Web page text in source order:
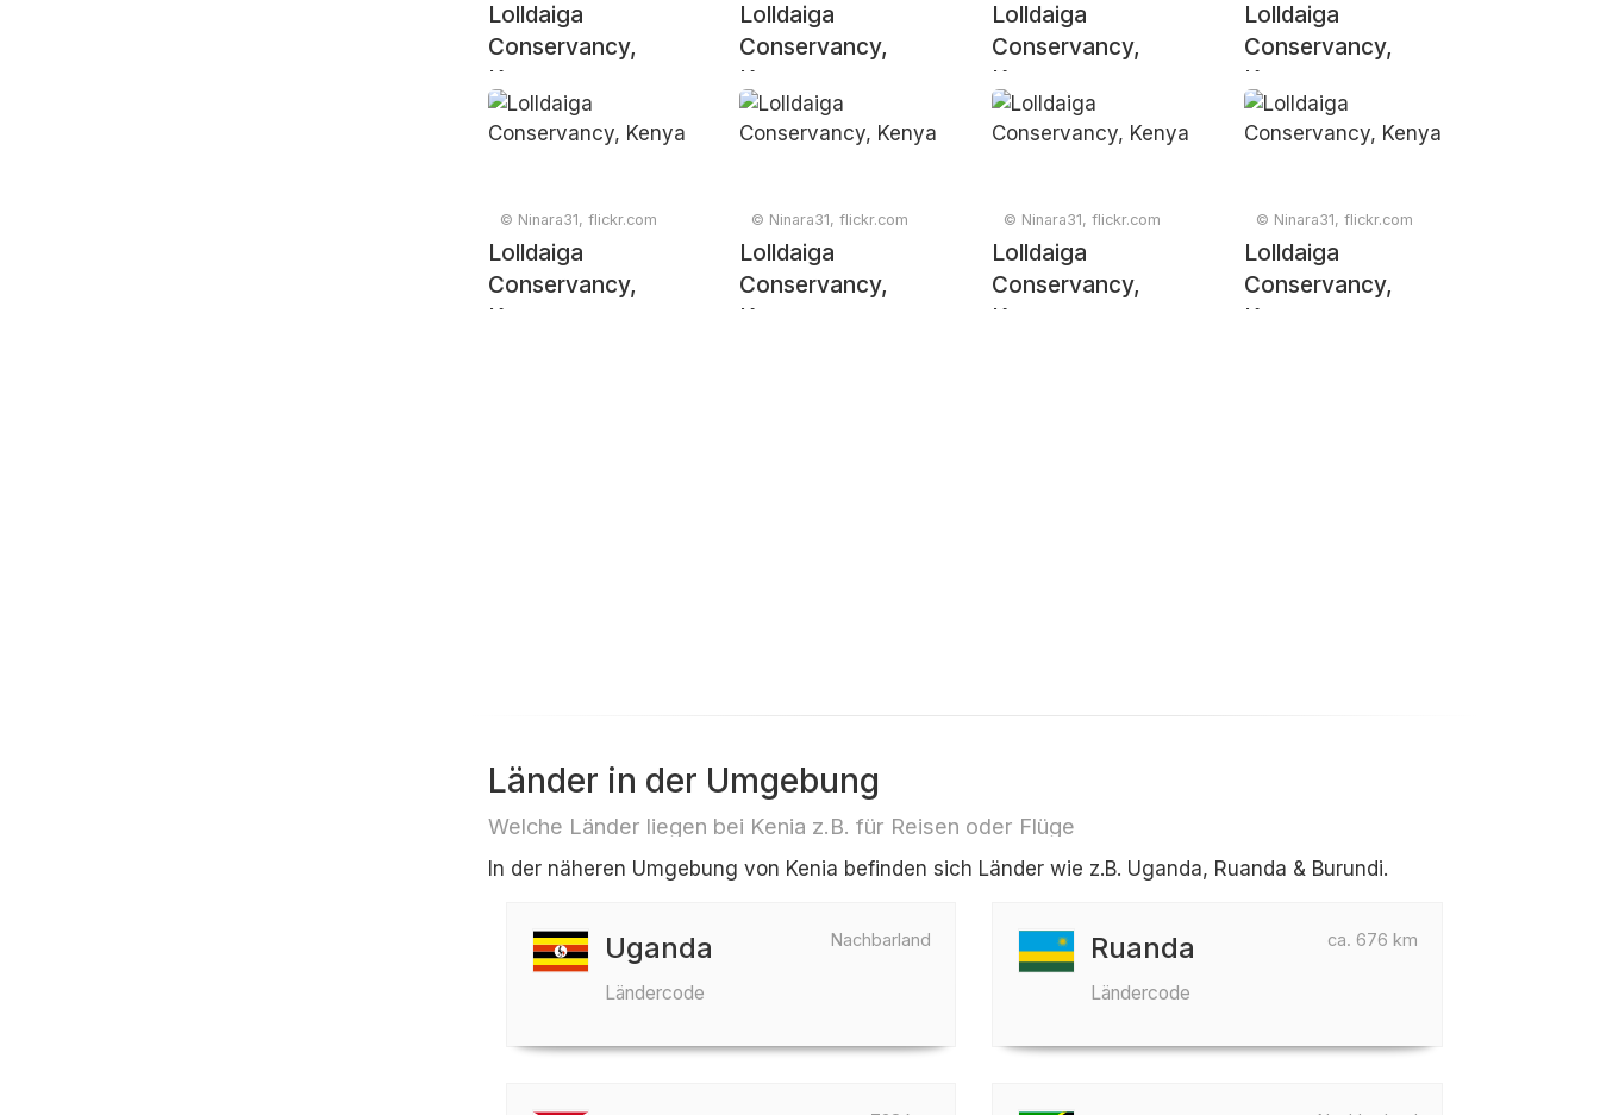
Lolldaiga
Conservancy,
Kenya
Lolldaiga
Conservancy,
Kenya
Lolldaiga
Conservancy,
Kenya
Lolldaiga
Conservancy,
Kenya
© Ninara31, flickr.com
Lolldaiga
Conservancy,
Kenya
© Ninara31, flickr.com
Lolldaiga
Conservancy,
Kenya
© Ninara31, flickr.com
Lolldaiga
Conservancy,
Kenya
© Ninara31, flickr.com
Lolldaiga
Conservancy,
Kenya
Länder in der Umgebung
Welche Länder liegen bei Kenia z.B. für Reisen oder Flüge
In der näheren Umgebung von Kenia befinden sich Länder wie z.B. Uganda, Ruanda & Burundi.
Nachbarland
Uganda
Ländercode
ca. 676 km
Ruanda
Ländercode